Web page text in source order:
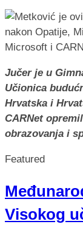
Jučer je u
Učionica
Hrvatska i
CARNet
obrazovanja i
Featured
Visokog